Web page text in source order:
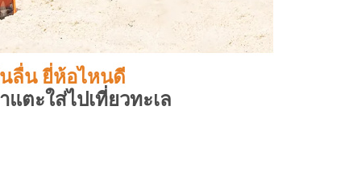
ลื่น ยี่ห้อไหนดี
แตะใส่ไปเที่ยวทะเล